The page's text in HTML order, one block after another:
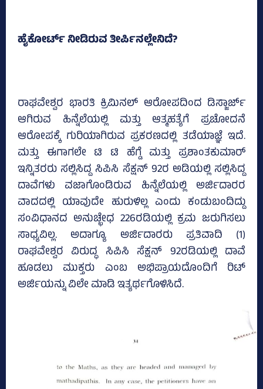
ಹೈಕೋರ್ಟ್‌ ನೀಡಿರುವ ತೀರ್ಪಿನಲ್ಲೇನಿದೆ?
ರಾಘವೇಶ್ವರ ಭಾರತಿ ಕ್ರಿಮಿನಲ್‌ ಆರೋಪದಿಂದ ಡಿಸ್ಜಾರ್ಜ್‌
ಆಗಿರುವ ಹಿನ್ನೆಲೆಯಲ್ಲಿ ಮತ್ತು ಆತ್ಮಹತ್ಯೆಗೆ ಪ್ರಚೋದನೆ
ಆರೋಪಕ್ಕೆ ಗುರಿಯಾಗಿರುವ ಪ್ರಕರಣದಲ್ಲಿ ತಡೆಯಾಜ್ಞೆ ಇದೆ.
ಮತ್ತು ಈಗಾಗಲೇ ಟಿ ಟಿ ಹೆಗ್ಡೆ ಮತ್ತು ಪ್ರಶಾಂತಕುಮಾರ್‌
ಇನ್ನಿತರರು ಸಲ್ಲಿಸಿದ್ದ ಸಿಪಿಸಿ ಸೆಕ್ಷನ್‌ 92ರ ಅಡಿಯಲ್ಲಿ ಸಲ್ಲಿಸಿದ್ದ
ದಾವೆಗಳು ವಜಾಗೊಂಡಿರುವ ಹಿನ್ನೆಲೆಯಲ್ಲಿ ಅರ್ಜಿದಾರರ
ವಾದದಲ್ಲಿ ಯಾವುದೇ ಹುರುಳಿಲ್ಲ ಎಂದು ಕಂಡುಬಂದಿದ್ದು
ಸಂವಿಧಾನದ ಅನುಚ್ಛೇಧ 226ರಡಿಯಲ್ಲಿ ಕ್ರಮ ಜರುಗಿಸಲು
ಸಾಧ್ಯವಿಲ್ಲ. ಅದಾಗ್ಯೂ ಅರ್ಜಿದಾರರು ಪ್ರತಿವಾದಿ (1)
ರಾಘವೇಶ್ವರ ವಿರುದ್ಧ ಸಿಪಿಸಿ ಸೆಕ್ಷನ್‌ 92ರಡಿಯಲ್ಲಿ ದಾವೆ
ಹೂಡಲು ಮುಕ್ತರು ಎಂಬ ಅಭಿಪ್ರಾಯದೊಂದಿಗೆ ರಿಟ್‌
ಅರ್ಜಿಯನ್ನು ವಿಲೇ ಮಾಡಿ ಇತ್ಯರ್ಥಗೊಳಿಸಿದೆ.